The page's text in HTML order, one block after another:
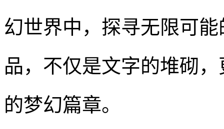
幻世界中，探寻无限可
品，不仅是文字的堆砌
的梦幻篇章。